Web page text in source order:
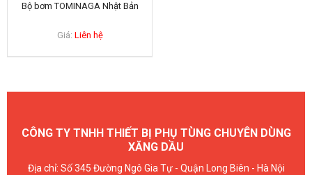
Bộ bơm TOMINAGA Nhật Bản
Giá: Liên hệ
CÔNG TY TNHH THIẾT BỊ PHỤ TÙNG CHUYÊN DÙNG
XĂNG DẦU
Địa chỉ: Số 345 Đường Ngô Gia Tự - Quận Long Biên - Hà Nội